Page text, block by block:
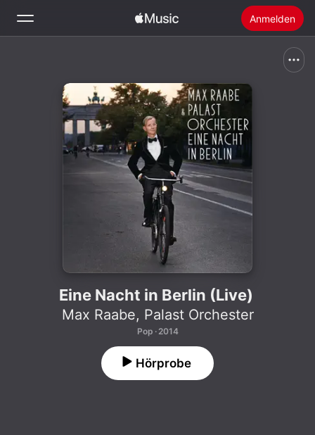
Anmelden
Startseite
Apple Music installieren
Eine Nacht in Berlin (Live)
Max Raabe, Palast Orchester
Pop · 2014
Hörprobe